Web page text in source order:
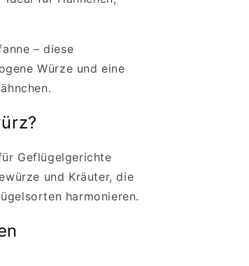
– diese
Würze und eine
Geflügelgerichte
und Kräuter, die
harmonieren.